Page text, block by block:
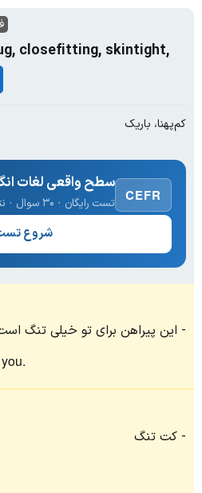
closefitting, skintight,
کم‌پهنا، باریک
CEFR
سطح واقعی لغات
تست رایگان · ۳۰ سوال · نتیجه فوری
شروع
این پیراهن برای تو خیلی تنگ
کت تنگ